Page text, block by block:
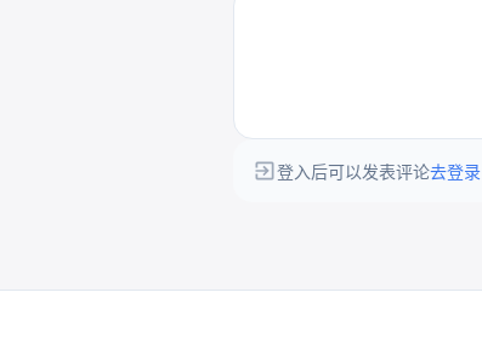
登入后可以发表评论去登录